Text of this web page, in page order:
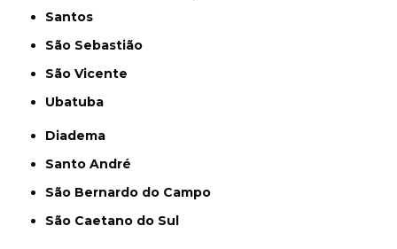
Santos
São Sebastião
São Vicente
Ubatuba
Diadema
Santo André
São Bernardo do Campo
São Caetano do Sul